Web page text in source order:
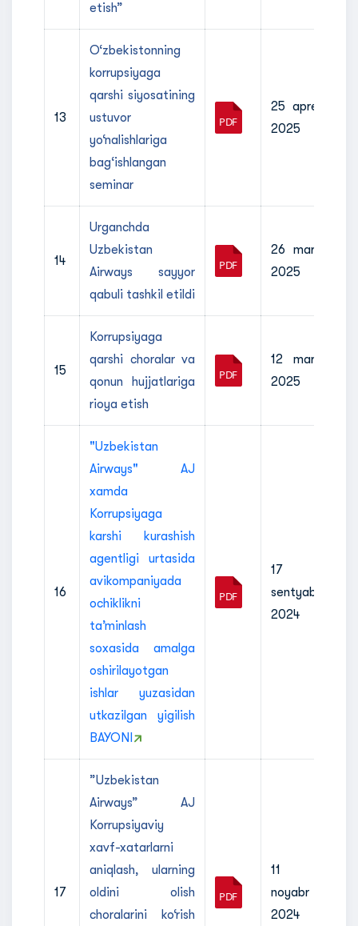
etish”
13
O‘zbekistonning
korrupsiyaga
qarshi siyosatining
ustuvor
yo‘nalishlariga
bag‘ishlangan
seminar
25 aprel
2025
14
Urganchda
Uzbekistan
Airways sayyor
qabuli tashkil etildi
26 mart
2025
15
Korrupsiyaga
qarshi choralar va
qonun hujjatlariga
rioya etish
12 mart
2025
16
"Uzbekistan
Airways" AJ
xamda
Korrupsiyaga
karshi kurashish
agentligi urtasida
avikompaniyada
ochiklikni
taʼminlash
soxasida amalga
oshirilayotgan
ishlar yuzasidan
utkazilgan yigilish
BAYONI
17
sentyabr
2024
17
”Uzbekistan
Airways” AJ
Korrupsiyaviy
xavf-xatarlarni
aniqlash, ularning
oldini olish
choralarini ko‘rish
11
noyabr
2024